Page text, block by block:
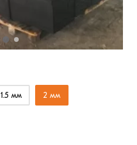
1.5 мм 2 мм